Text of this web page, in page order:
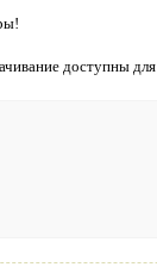
доступны для